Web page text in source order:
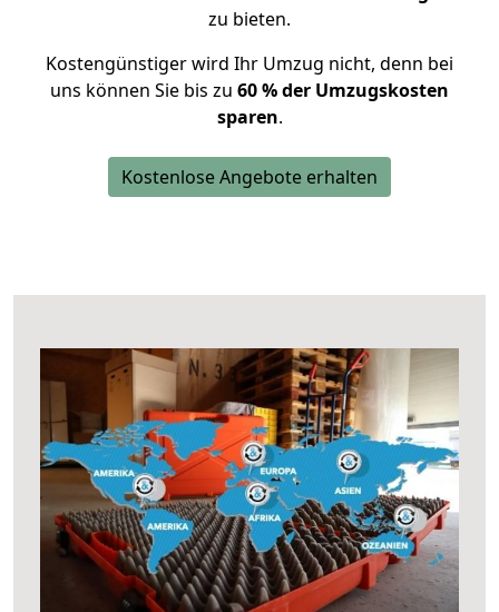
zu bieten.
Kostengünstiger wird Ihr Umzug nicht, denn bei
uns können Sie bis zu 60 % der Umzugskosten
sparen.
Kostenlose Angebote erhalten